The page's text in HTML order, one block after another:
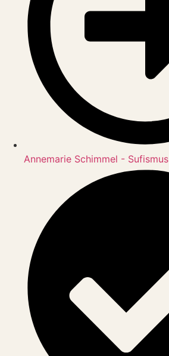
Annemarie Schimmel - Sufismus